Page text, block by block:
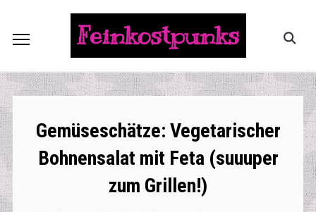
Feinkostpunks
Gemüseschätze: Vegetarischer
Bohnensalat mit Feta (suuuper
zum Grillen!)